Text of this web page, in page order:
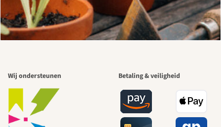
Wij ondersteunen Betaling & veiligheid